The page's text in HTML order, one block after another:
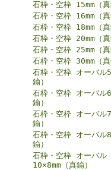
石枠・空枠 15mm（真
石枠・空枠 16mm（真
石枠・空枠 18mm（真
石枠・空枠 20mm（真
石枠・空枠 25mm（真
石枠・空枠 30mm（真
石枠・空枠 オーバル
鍮）
石枠・空枠 オーバル
鍮）
石枠・空枠 オーバル
鍮）
石枠・空枠 オーバル
鍮）
石枠・空枠 オーバル
10×8mm（真鍮）